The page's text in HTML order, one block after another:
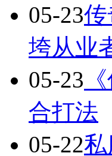
05-23
垮从业
05-23
合打法
05-22